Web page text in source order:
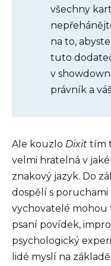
všechny
na to,
tuto
v
právník a
Ale kouzlo Dixit tím
velmi hratelná v
znakový jazyk. Do
dospělí s poruchami
vychovatelé
psaní povídek,
psychologický
lidé myslí na